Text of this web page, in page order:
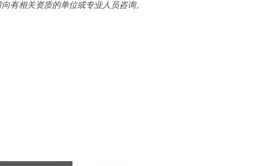
有相关资质的单位或专业人员咨询。